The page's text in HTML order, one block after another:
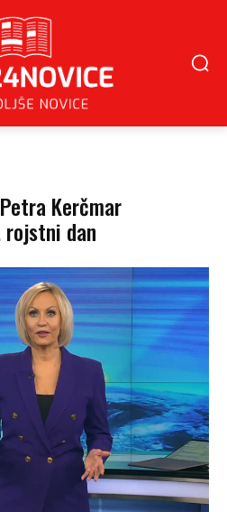
Kerčmar
rojstni dan